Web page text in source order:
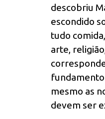
descobriu
escondido
tudo
arte,
fundamento
mesmo as
devem ser